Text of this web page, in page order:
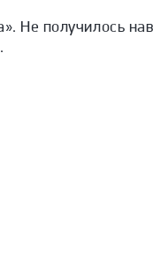
Не получилось